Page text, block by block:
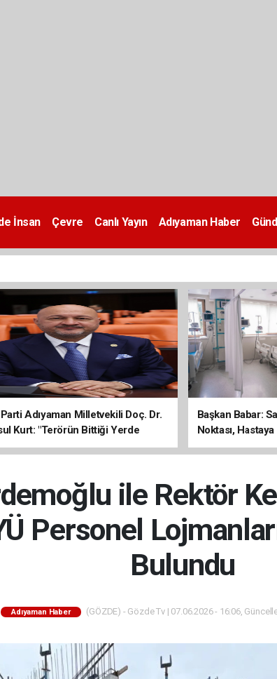
İnsan Çevre Canlı Yayın Adıyaman Haber
Adıyaman Milletvekili Doç. Dr.
Kurt: "Terörün Bittiği Yerde
Başlar"
Başkan Babar:
Noktası,
Sona Erdi
ile Rektör
Personel
Bulundu
Adıyaman Haber (GÖZDE) - Gözde Tv | 07.06.2026 - 16:06,